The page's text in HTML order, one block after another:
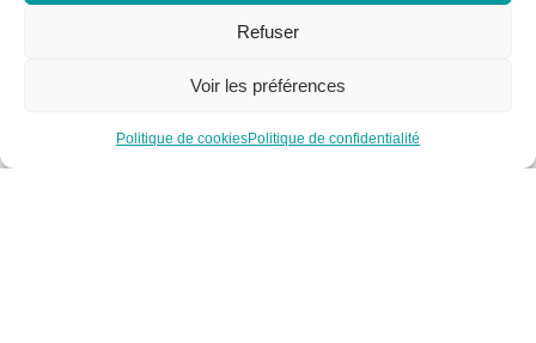
Refuser
Voir les préférences
Politique de cookiesPolitique de confidentialité
Nos coordonnées